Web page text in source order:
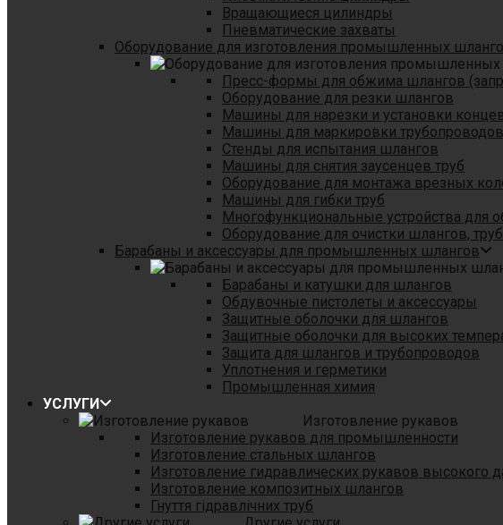
Вращающиеся цилиндры
Пневматические захваты
Оборудование для изготовления промышленных
Пресс-формы для обжима шлангов
Оборудование для резки шлангов
Машины для нарезки и установки
Машины для маркировки трубопроводов
Стенды для испытания шлангов
Машины для снятия заусенцев труб
Оборудование для монтажа врезных
Машины для гибки труб
Многофункциональные устройства для
Оборудование для очистки шлангов,
Барабаны и аксессуары для промышленных шлангов
Барабаны и катушки для шлангов
Обдувочные пистолеты и аксессуары
Защитные оболочки для шлангов
Защитные оболочки для высоких
Защита для шлангов и трубопроводов
Уплотнения и герметики
Промышленная химия
УСЛУГИ
Изготовление рукавов
Изготовление рукавов для промышленности
Изготовление стальных шлангов
Изготовление гидравлических рукавов высокого
Изготовление композитных шлангов
Гнуття гідравлічних труб